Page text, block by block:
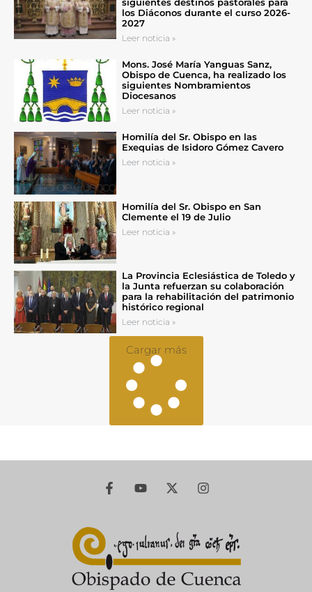
los Diáconos durante el curso 2026-
2027
Leer noticia »
Mons. José María Yanguas Sanz,
Obispo de Cuenca, ha realizado los
siguientes Nombramientos
Diocesanos
Leer noticia »
Homilía del Sr. Obispo en las
Exequias de Isidoro Gómez Cavero
Leer noticia »
Homilía del Sr. Obispo en San
Clemente el 19 de Julio
Leer noticia »
La Provincia Eclesiástica de Toledo y
la Junta refuerzan su colaboración
para la rehabilitación del patrimonio
histórico regional
Leer noticia »
Cargar más